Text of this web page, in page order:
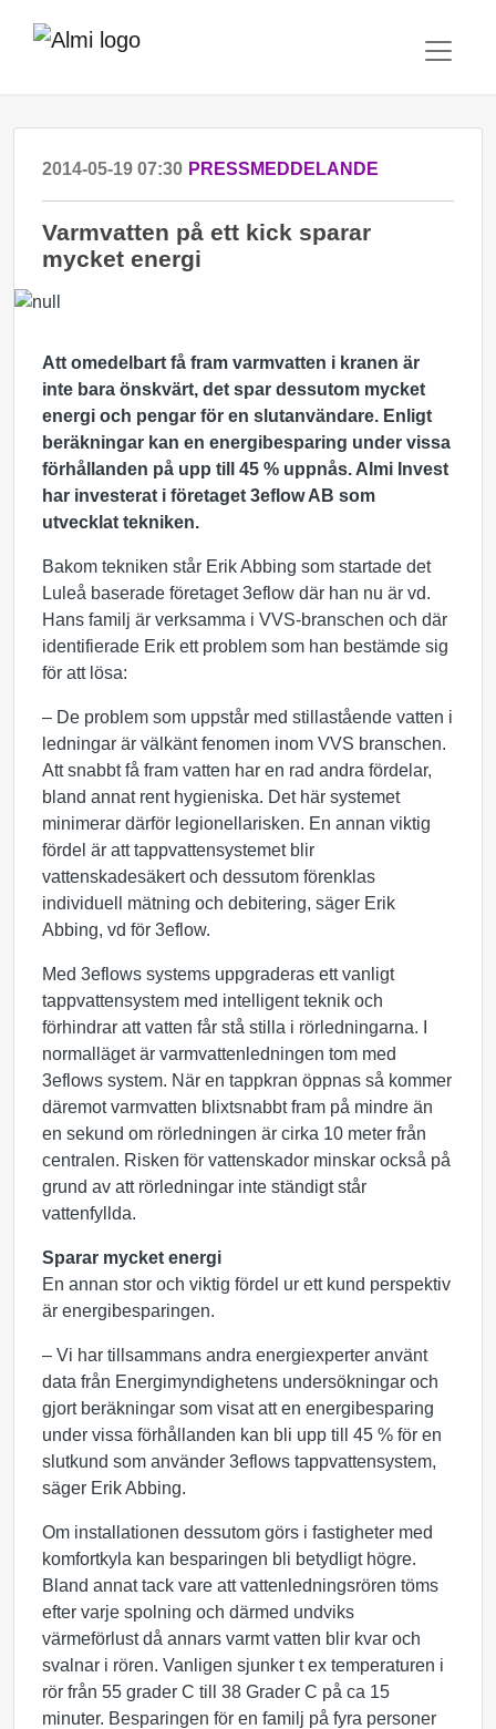
2014-05-19 07:30 PRESSMEDDELANDE
Varmvatten på ett kick sparar
mycket energi
Att omedelbart få fram varmvatten i kranen är
inte bara önskvärt, det spar dessutom mycket
energi och pengar för en slutanvändare. Enligt
beräkningar kan en energibesparing under vissa
förhållanden på upp till 45 % uppnås. Almi Invest
har investerat i företaget 3eflow AB som
utvecklat tekniken.
Bakom tekniken står Erik Abbing som startade det
Luleå baserade företaget 3eflow där han nu är vd.
Hans familj är verksamma i VVS-branschen och där
identifierade Erik ett problem som han bestämde sig
för att lösa:
– De problem som uppstår med stillastående vatten i
ledningar är välkänt fenomen inom VVS branschen.
Att snabbt få fram vatten har en rad andra fördelar,
bland annat rent hygieniska. Det här systemet
minimerar därför legionellarisken. En annan viktig
fördel är att tappvattensystemet blir
vattenskadesäkert och dessutom förenklas
individuell mätning och debitering, säger Erik
Abbing, vd för 3eflow.
Med 3eflows systems uppgraderas ett vanligt
tappvattensystem med intelligent teknik och
förhindrar att vatten får stå stilla i rörledningarna. I
normalläget är varmvattenledningen tom med
3eflows system. När en tappkran öppnas så kommer
däremot varmvatten blixtsnabbt fram på mindre än
en sekund om rörledningen är cirka 10 meter från
centralen. Risken för vattenskador minskar också på
grund av att rörledningar inte ständigt står
vattenfyllda.
Sparar mycket energi
En annan stor och viktig fördel ur ett kund perspektiv
är energibesparingen.
– Vi har tillsammans andra energiexperter använt
data från Energimyndighetens undersökningar och
gjort beräkningar som visat att en energibesparing
under vissa förhållanden kan bli upp till 45 % för en
slutkund som använder 3eflows tappvattensystem,
säger Erik Abbing.
Om installationen dessutom görs i fastigheter med
komfortkyla kan besparingen bli betydligt högre.
Bland annat tack vare att vattenledningsrören töms
efter varje spolning och därmed undviks
värmeförlust då annars varmt vatten blir kvar och
svalnar i rören. Vanligen sjunker t ex temperaturen i
rör från 55 grader C till 38 Grader C på ca 15
minuter. Besparingen för en familj på fyra personer